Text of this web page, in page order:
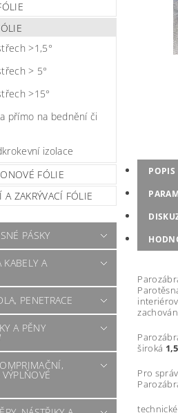
>1,5°
> 5°
>15°
přímo na bednění či
izolace
FÓLIE
A ZAKRÝVACÍ FÓLIE
PÁSKY
KABELY A
PENETRACE
A PĚNY
POPIS
široká
Pro